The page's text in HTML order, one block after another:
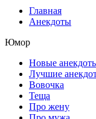
Главная
Анекдоты
Юмор
Новые
Лучшие
Вовочка
Теща
Про жену